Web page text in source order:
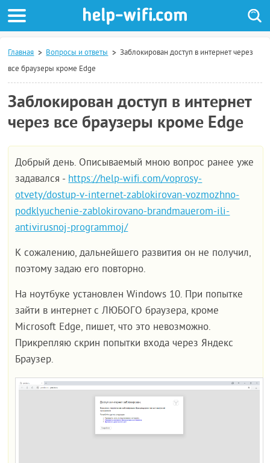
Главная Вопросы и ответы
Заблокирован доступ в интернет через
все браузеры кроме Edge
Заблокирован доступ в интернет
через все браузеры кроме Edge
Добрый день. Описываемый мною вопрос ранее уже
задавался -https://help-wifi.com/voprosy-
otvety/dostup-v-internet-zablokirovan-vozmozhno-
podklyuchenie-zablokirovano-brandmauerom-ili-
antivirusnoj-programmoj/
К сожалению, дальнейшего развития он не получил,
поэтому задаю его повторно.
На ноутбуке установлен Windows 10. При попытке
зайти в интернет с ЛЮБОГО браузера, кроме
Microsoft Edge, пишет, что это невозможно.
Прикрепляю скрин попытки входа через Яндекс
Браузер.